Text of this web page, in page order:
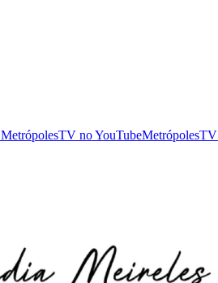
MetrópolesTV noYouTubeMetrópolesTV